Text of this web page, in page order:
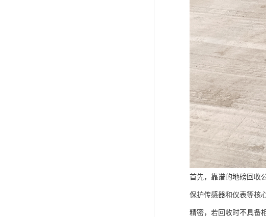
首先，靠谱的地磅回收
保护传感器和仪表等核
精密，若回收时不具备